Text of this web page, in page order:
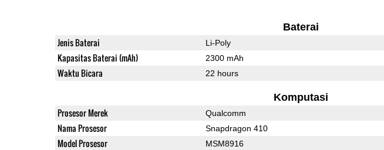
Baterai
Jenis Baterai Li-Poly
Kapasitas Baterai (mAh) 2300 mAh
Waktu Bicara 22 hours
Komputasi
Prosesor Merek Qualcomm
Nama Prosesor Snapdragon 410
Model Prosesor MSM8916